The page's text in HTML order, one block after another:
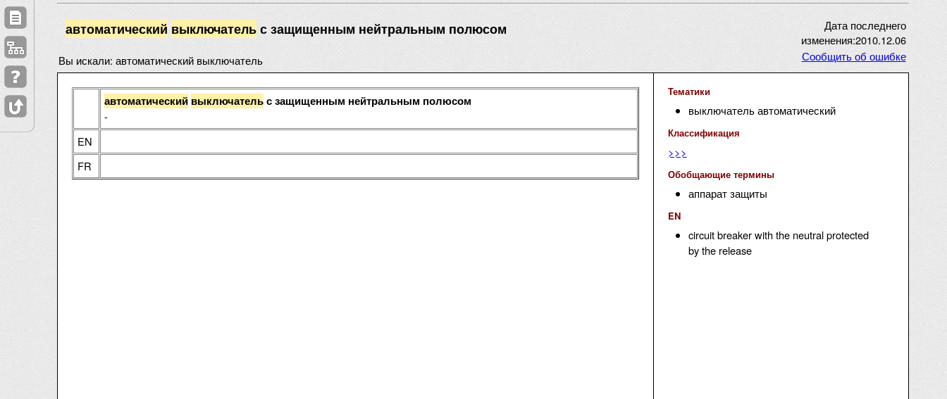
автоматический выключательс защищенным нейтральным полюсом
Вы искали: автоматический выключатель
Дата последнего
изменения:2010.12.06
Сообщить об ошибке
автоматический выключательс защищенным нейтральным полюсом
-
EN
FR
Тематики
выключатель автоматический
Классификация
>>>
Обобщающие термины
аппарат защиты
EN
circuit breaker with the neutral protected
by the release